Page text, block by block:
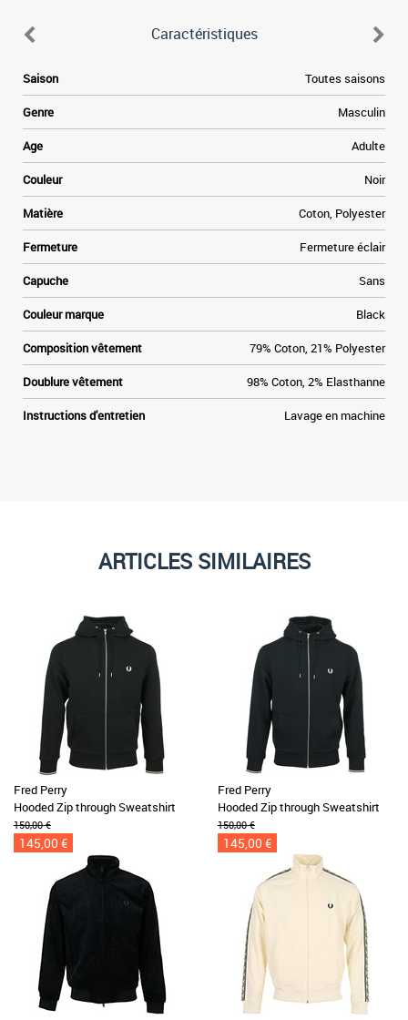
Caractéristiques
Saison Toutes saisons
Genre Masculin
Age Adulte
Couleur Noir
Matière Coton, Polyester
Fermeture Fermeture éclair
Capuche Sans
Couleur marque Black
Composition vêtement 79% Coton, 21% Polyester
Doublure vêtement 98% Coton, 2% Elasthanne
Instructions d'entretien Lavage en machine
ARTICLES SIMILAIRES
Fred Perry
Hooded Zip through Sweatshirt
150,00 €
145,00 €
Fred Perry
Hooded Zip through Sweatshirt
150,00 €
145,00 €